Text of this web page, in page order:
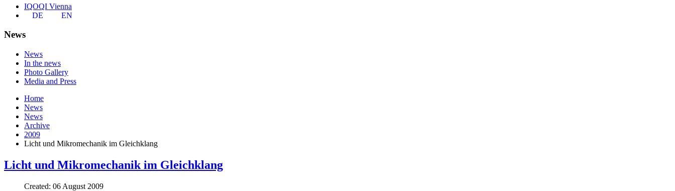
IQOQI Vienna
DE
EN
News
News
In the news
Photo Gallery
Media and Press
Home
News
News
Archive
2009
Licht und Mikromechanik im Gleichklang
Licht und Mikromechanik im Gleichklang
Created: 06 August 2009